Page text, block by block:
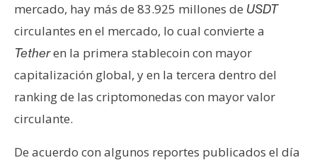
C
o
n
t
a
o
mercado, hay más de 83.925 millones de USDT
circulantes en el mercado, lo cual convierte a
Tetheren la primera stablecoin con mayor
capitalización global, y en la tercera dentro del
ranking de las criptomonedas con mayor valor
circulante.
De acuerdo con algunos reportes publicados el día